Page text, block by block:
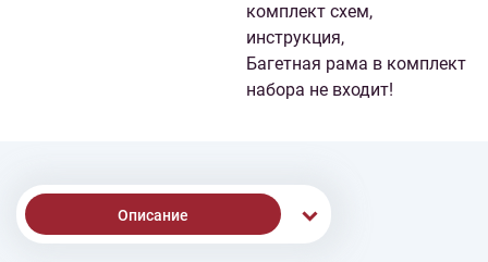
комплект схем,
инструкция,
Багетная рама в комплект
набора не входит!
Описание